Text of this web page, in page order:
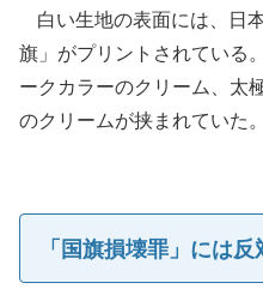
白い生地の表面には、日
旗」がプリントされている
ークカラーのクリーム、太
のクリームが挟まれていた。
「国旗損壊罪」には反